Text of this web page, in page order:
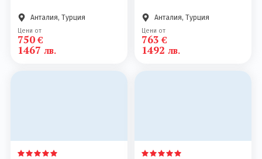
Анталия, Турция
Цени от
750 €
1467 лв.
Анталия, Турция
Цени от
763 €
1492 лв.